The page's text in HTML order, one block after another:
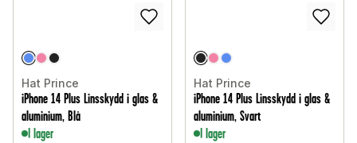
Hat Prince
iPhone 14 Plus Linsskydd i glas &
aluminium, Blå
I lager
Hat Prince
iPhone 14 Plus Linsskydd i glas &
aluminium, Svart
I lager